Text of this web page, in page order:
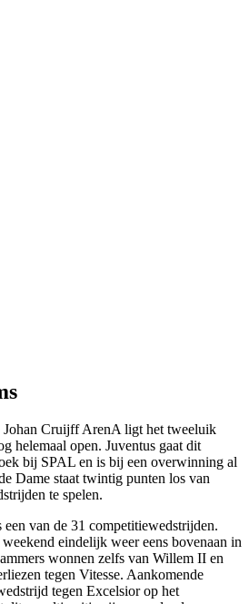
Cruijff ArenA ligt het tweeluik
helemaal open. Juventus gaat dit
bij SPAL en is bij een overwinning al
Dame staat twintig punten los van
te spelen.
van de 31 competitiewedstrijden.
eindelijk weer eens bovenaan in
wonnen zelfs van Willem II en
tegen Vitesse. Aankomende
tegen Excelsior op het